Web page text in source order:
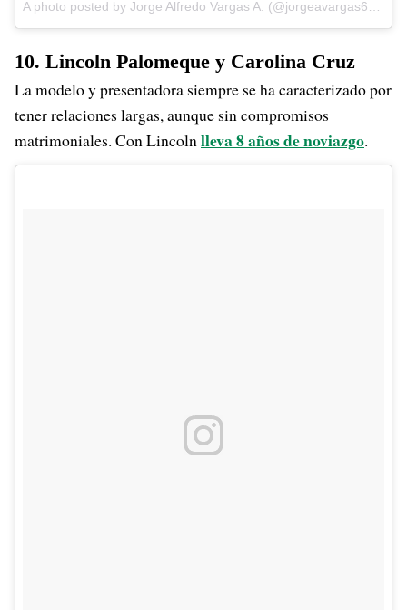
10. Lincoln Palomeque y Carolina Cruz
La modelo y presentadora siempre se ha caracterizado por
tener relaciones largas, aunque sin compromisos
matrimoniales. Con Lincolnlleva 8 años de noviazgo.